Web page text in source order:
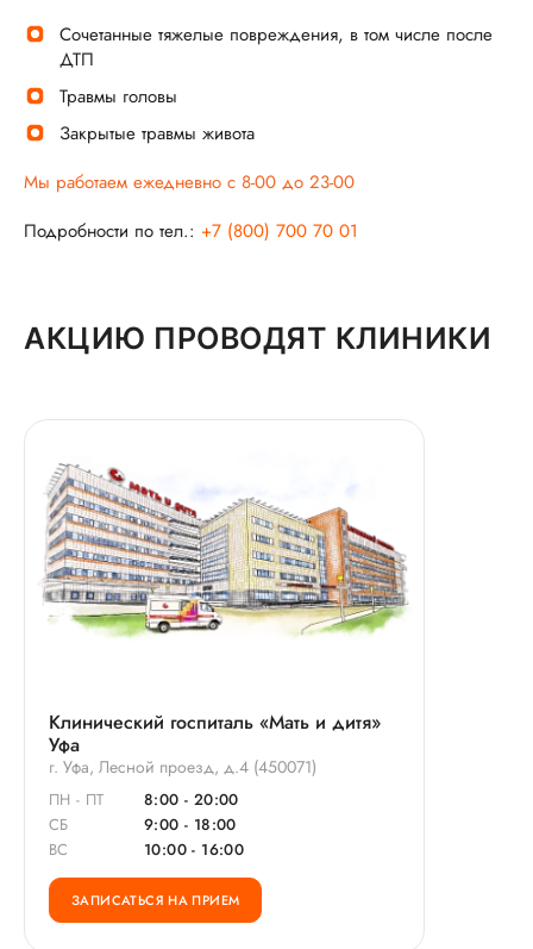
Сочетанные тяжелые повреждения, в том числе после
ДТП
Травмы головы
Закрытые травмы живота
Мы работаем ежедневно с 8-00 до 23-00
Подробности по тел.: +7 (800) 700 70 01
АКЦИЮ ПРОВОДЯТ КЛИНИКИ
Клинический госпиталь «Мать и дитя»
Уфа
г. Уфа, Лесной проезд, д.4 (450071)
ПН - ПТ
8:00 - 20:00
СБ
9:00 - 18:00
ВС
10:00 - 16:00
ЗАПИСАТЬСЯ НА ПРИЕМ